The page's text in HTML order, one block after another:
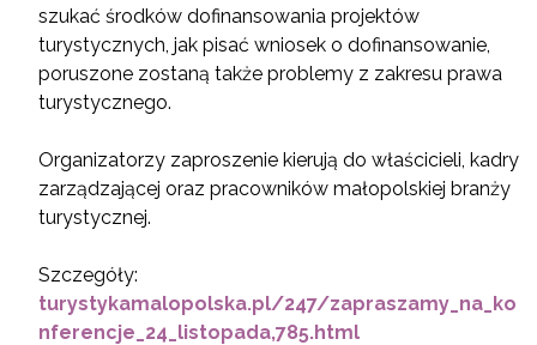
szukać środków dofinansowania projektów
turystycznych, jak pisać wniosek o dofinansowanie,
poruszone zostaną także problemy z zakresu prawa
turystycznego.
Organizatorzy zaproszenie kierują do właścicieli, kadry
zarządzającej oraz pracowników małopolskiej branży
turystycznej.
Szczegóły:
turystykamalopolska.pl/247/zapraszamy_na_ko
nferencje_24_listopada,785.html